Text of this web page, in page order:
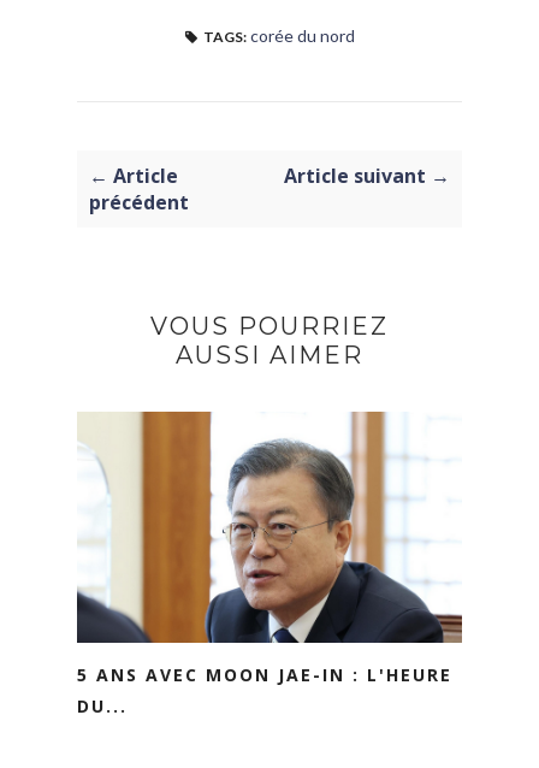
TAGS: corée du nord
← Article
précédent
Article suivant →
VOUS POURRIEZ
AUSSI AIMER
5 ANS AVEC MOON JAE-IN : L'HEURE
DU...